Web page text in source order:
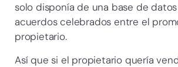
solo disponía de una base de
acuerdos celebrados entre el
propietario.
Así que si el propietario quería